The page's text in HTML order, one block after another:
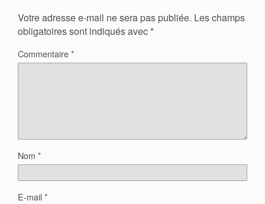
Votre adresse e-mail ne sera pas publiée. Les champs
obligatoires sont indiqués avec *
Commentaire*
Nom *
E-mail*